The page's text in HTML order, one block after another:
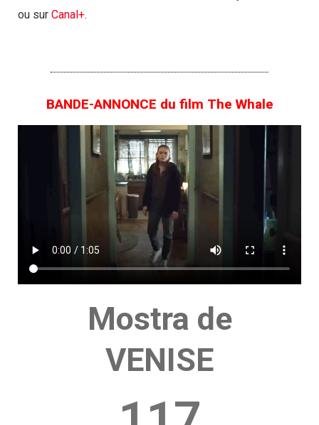
ou sur Canal+.
BANDE-ANNONCE du film The Whale
Mostra de
VENISE